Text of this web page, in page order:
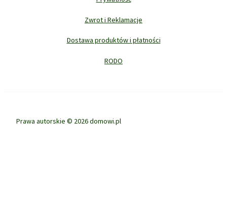
Zwrot i Reklamacje
Dostawa produktów i płatności
RODO
Prawa autorskie © 2026 domowi.pl